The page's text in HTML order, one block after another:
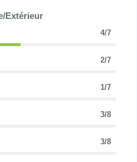
Extérieur
4/7
2/7
1/7
3/8
3/8